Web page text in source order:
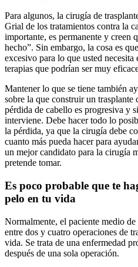
Para algunos, la cirugía de
Grial de los tratamientos contra la
importante, es permanente y creen
hecho”. Sin embargo, la cosa es
excesivo para lo que usted
terapias que podrían ser muy
Mantener lo que se tiene también
sobre la que construir un trasplante
pérdida de cabello es progresiva y
interviene. Debe hacer todo lo
la pérdida, ya que la cirugía debe
cuanto más pueda hacer para
un mejor candidato para la cirugía
pretende tomar.
Es poco probable que te
pelo en tu vida
Normalmente, el paciente medio de
entre dos y cuatro operaciones de
vida. Se trata de una enfermedad
después de una sola operación.